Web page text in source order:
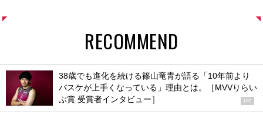
RECOMMEND
38歳でも進化を続ける篠山竜青が語る「10年前より
バスケが上手くなっている」理由とは。［MVVりらい
ぶ賞 受賞者インタビュー］
PR